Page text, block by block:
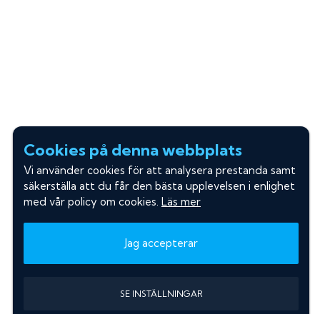
Cookies på denna webbplats
Vi använder cookies för att analysera prestanda samt
säkerställa att du får den bästa upplevelsen i enlighet
med vår policy om cookies. Läs mer
Jag accepterar
SE INSTÄLLNINGAR